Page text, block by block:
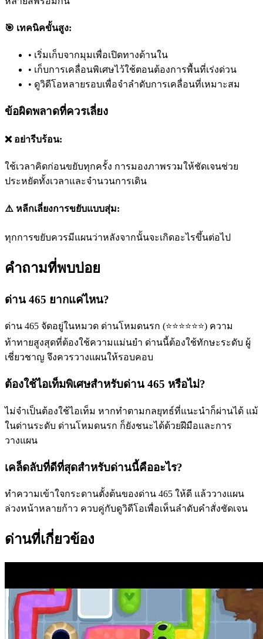
🎯 เทคนิคขั้นสูง:
• เริ่มเก็บจากมุมเพื่อเปิดทางด้านใน
• เก็บการเคลื่อนพิเศษไว้ใช้ตอนต้องการพื้นที่เร่งด่วน
• ดูวิดีโอหลายรอบเพื่อจำลำดับการเคลื่อนที่เหมาะสม
ข้อผิดพลาดที่ควรเลี่ยง
❌ อย่ารีบร้อน:
ใช้เวลาคิดก่อนขยับทุกครั้ง การมองภาพรวมให้ชัดเจนช่วย
ประหยัดทั้งเวลาและจำนวนการเดิน
⚠️ หลีกเลี่ยงการขยับแบบสุ่ม:
ทุกการขยับควรมีแผนว่าหลังจากนั้นจะเกิดอะไรขึ้นต่อไป
คำถามที่พบบ่อย
ด่าน 465 ยากแค่ไหน?
ด่าน 465 จัดอยู่ในหมวด ด่านโหมดนรก (⭐⭐⭐⭐⭐⭐) ความ
ท้าทายสูงสุดที่ต้องใช้ความแม่นยำ ด่านนี้ต้องใช้ทักษะระดับ ผู้
เชี่ยวชาญ จึงควรวางแผนให้รอบคอบ
ต้องใช้ไอเท็มพิเศษสำหรับด่าน 465 หรือไม่?
ไม่จำเป็นต้องใช้ไอเท็ม หากทำตามกลยุทธ์ที่แนะนำก็ผ่านได้ แม้
ในด่านระดับ ด่านโหมดนรก ก็ยังชนะได้ด้วยฝีมือและการ
วางแผน
เคล็ดลับที่ดีที่สุดสำหรับด่านนี้คืออะไร?
ทำความเข้าใจกระดานตั้งต้นของด่าน 465 ให้ดี แล้ววางแผน
ล่วงหน้าหลายก้าว ควบคู่กับดูวิดีโอเพื่อเห็นลำดับคำสั่งชัดเจน
ด่านที่เกี่ยวข้อง